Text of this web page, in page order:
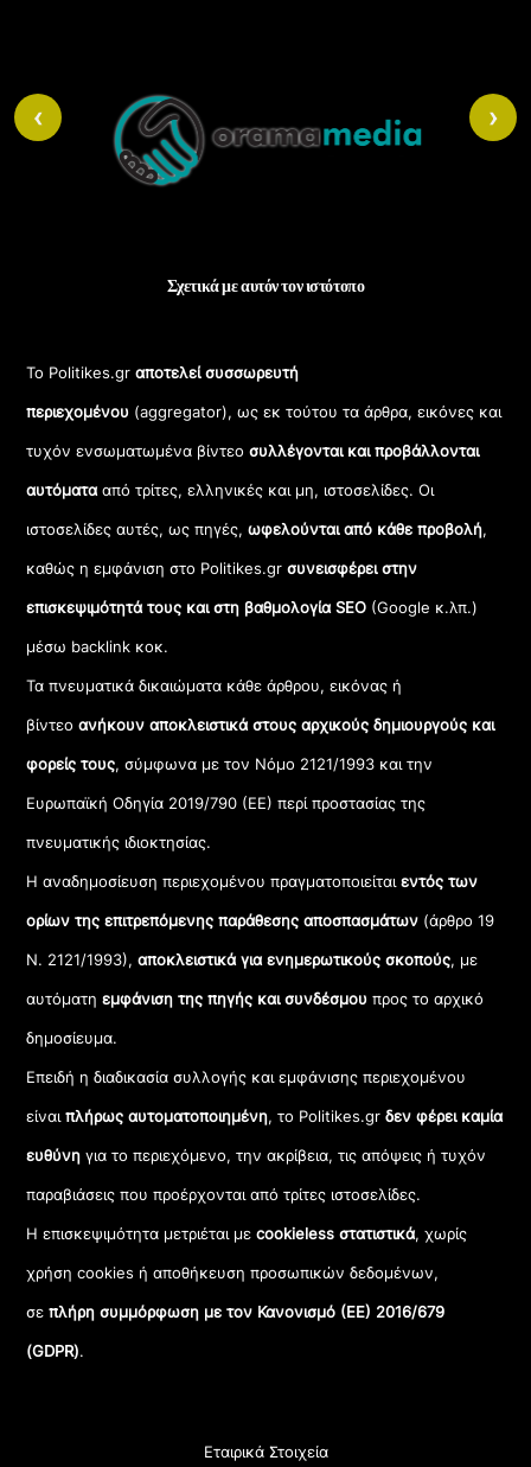
Top
Σχετικά με αυτόν τον ιστότοπο
Το Politikes.grαποτελεί συσσωρευτή
περιεχομένου (aggregator), ως εκ τούτου τα άρθρα, εικόνες και
τυχόν ενσωματωμένα βίντεοσυλλέγονται και προβάλλονται
αυτόματααπό τρίτες, ελληνικές και μη, ιστοσελίδες. Οι
ιστοσελίδες αυτές, ως πηγές,ωφελούνται από κάθε προβολή,
καθώς η εμφάνιση στο Politikes.gr συνεισφέρει στην
επισκεψιμότητά τους και στη βαθμολογία SEO (Google κ.λπ.)
μέσω backlink κοκ.
Τα πνευματικά δικαιώματα κάθε άρθρου, εικόνας ή
βίντεοανήκουν αποκλειστικά στους αρχικούς δημιουργούς και
φορείς τους, σύμφωνα με τον Νόμο 2121/1993 και την
Ευρωπαϊκή Οδηγία 2019/790 (ΕΕ) περί προστασίας της
πνευματικής ιδιοκτησίας.
Η αναδημοσίευση περιεχομένου πραγματοποιείταιεντός των
ορίων της επιτρεπόμενης παράθεσης αποσπασμάτων (άρθρο 19
Ν. 2121/1993), αποκλειστικά για ενημερωτικούς σκοπούς, με
αυτόματηεμφάνιση της πηγής και συνδέσμου προς το αρχικό
δημοσίευμα.
Επειδή η διαδικασία συλλογής και εμφάνισης περιεχομένου
είναιπλήρως αυτοματοποιημένη, το Politikes.grδεν φέρει καμία
ευθύνη για το περιεχόμενο, την ακρίβεια, τις απόψεις ή τυχόν
παραβιάσεις που προέρχονται από τρίτες ιστοσελίδες.
Η επισκεψιμότητα μετριέται μεcookieless στατιστικά, χωρίς
χρήση cookies ή αποθήκευση προσωπικών δεδομένων,
σεπλήρη συμμόρφωση με τον Κανονισμό (ΕΕ) 2016/679
(GDPR).
Εταιρικά Στοιχεία
‹ ›